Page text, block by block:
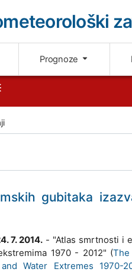
Prognoze
gubitaka
7. 2014. - "Atlas smrtnosti i
1970 - 2012" (
Water Extremes 1970-